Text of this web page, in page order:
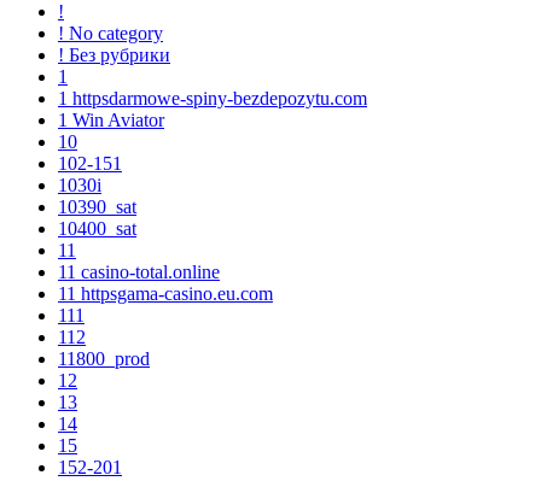
!
! No category
! Без рубрики
1
1 httpsdarmowe-spiny-bezdepozytu.com
1 Win Aviator
10
102-151
1030i
10390_sat
10400_sat
11
11 casino-total.online
11 httpsgama-casino.eu.com
111
112
11800_prod
12
13
14
15
152-201